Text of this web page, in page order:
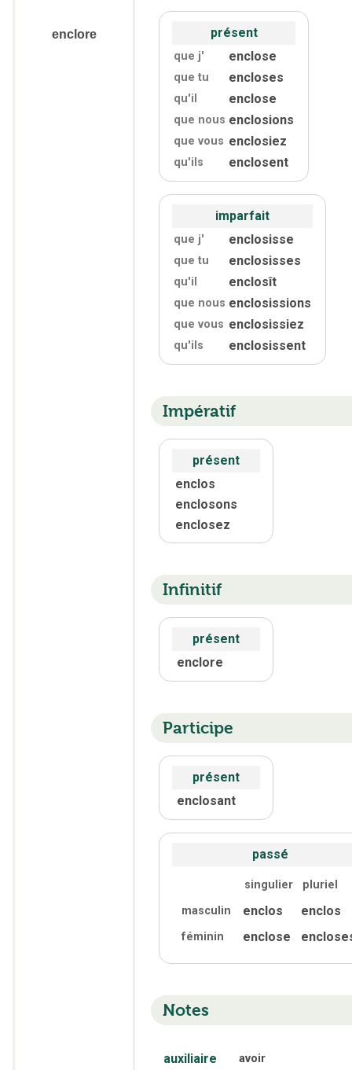
enclore présent
que j' enclose
que tu encloses
qu'il enclose
que nous enclosions
que vous enclosiez
qu'ils enclosent
imparfait
que j' enclosisse
que tu enclosisses
qu'il enclosît
que nous enclosissions
que vous enclosissiez
qu'ils enclosissent
Impératif
présent
enclos
enclosons
enclosez
Infinitif
présent
enclore
Participe
présent
enclosant
passé
singulier
pluriel
masculin
enclos enclos
féminin enclose
Notes
auxiliaire avoir